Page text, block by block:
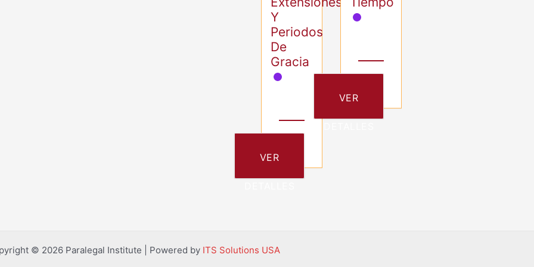
Y
Periodos
De
Gracia
VER
VER
© 2026 Paralegal Institute | Powered by ITS Solutions USA